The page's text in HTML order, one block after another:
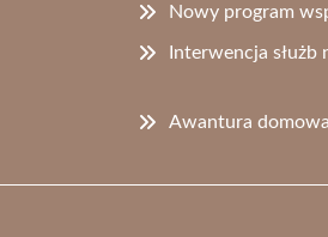
Nowy program
Interwencja
Awantura